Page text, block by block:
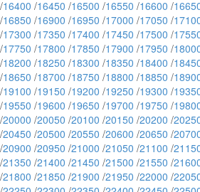
/16400 /16450 /16500 /16550 /16600 /
/16850 /16900 /16950 /17000 /17050 /
/17300 /17350 /17400 /17450 /17500 /
/17750 /17800 /17850 /17900 /17950 /
/18200 /18250 /18300 /18350 /18400 /
/18650 /18700 /18750 /18800 /18850 /
/19100 /19150 /19200 /19250 /19300 /
/19550 /19600 /19650 /19700 /19750 /
/20000 /20050 /20100 /20150 /20200 /
/20450 /20500 /20550 /20600 /20650 /
/20900 /20950 /21000 /21050 /21100 /
/21350 /21400 /21450 /21500 /21550 /
/21800 /21850 /21900 /21950 /22000 /